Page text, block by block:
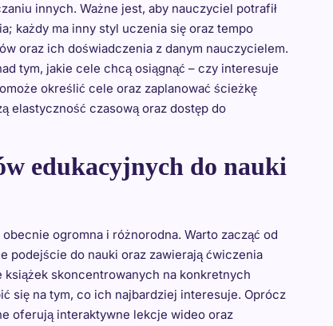
innych. Ważne jest, aby nauczyciel potrafił
każdy ma inny styl uczenia się oraz tempo
oraz ich doświadczenia z danym nauczycielem.
tym, jakie cele chcą osiągnąć – czy interesuje
określić cele oraz zaplanować ścieżkę
elastyczność czasową oraz dostęp do
edukacyjnych do nauki
ogromna i różnorodna. Warto zacząć od
do nauki oraz zawierają ćwiczenia
skoncentrowanych na konkretnych
się na tym, co ich najbardziej interesuje. Oprócz
oferują interaktywne lekcje wideo oraz